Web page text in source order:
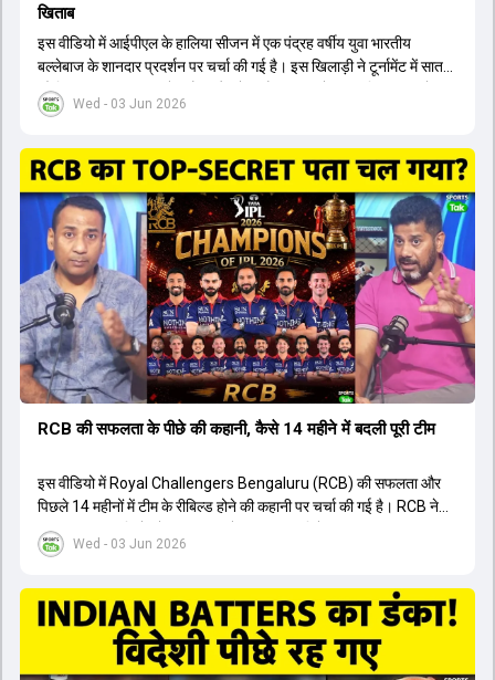
Wed - 03 Jun 2026
खिताब
इस वीडियो में आईपीएल के हालिया सीजन में एक पंद्रह वर्षीय युवा भारतीय
बल्लेबाज के शानदार प्रदर्शन पर चर्चा की गई है। इस खिलाड़ी ने टूर्नामेंट में सात
सौ छिहत्तर रन बनाकर ऑरेंज कैप और मोस्ट वैल्युएबल प्लेयर का खिताब अपने नाम
किया है। वीडियो में बताया गया है कि ऑस्ट्रेलियाई टीम के वर्तमान कप्तान और
ऑस्ट्रेलियाई कप्तान के अनुसार, शुरुआत में लोगों को इस खिलाड़ी के प्रदर्शन पर
संदेह था, लेकिन अब उसने खुद को एक बेहतरीन बल्लेबाज साबित कर दिया है जो
गेंद को बाउंड्री के काफी पार मारने की क्षमता रखता है। वहीं, इंग्लैंड के पूर्व कप्तान
ने कहा कि टूर्नामेंट जीतने वाली टीम के अलावा इस सीजन की सबसे बड़ी बात इस
युवा खिलाड़ी का प्रदर्शन रहा है, जिसे देखने के लिए स्टेडियम में भारी भीड़ उमड़ती
थी। शानदार प्रदर्शन के बाद इस युवा खिलाड़ी को श्रीलंका में होने वाली
त्रिकोणीय सीरीज के लिए इंडिया ए टीम में भी शामिल कर लिया गया है।
Wed - 03 Jun 2026
RCB की सफलता के पीछे की कहानी, कैसे 14 महीने में बदली पूरी टीम
इस वीडियो में Royal Challengers Bengaluru (RCB) की सफलता और
पिछले 14 महीनों में टीम के रीबिल्ड होने की कहानी पर चर्चा की गई है। RCB ने
अपनी पुरानी गलतियों को स्वीकार करते हुए एक नया रिसेट बटन दबाया। टीम
मैनेजमेंट में Mo Bobat, Andy Flower, Dinesh Karthik और एनालिस्ट
के तहत Bhuvneshwar Kumar, Krunal Pandya और Rasikh Salam
जैसे भारतीय खिलाड़ियों को टीम में शामिल किया गया, जिन्होंने शानदार प्रदर्शन
किया। इसके अलावा, Virat Kohli की भूमिका में भी बदलाव देखा गया, जहां वह
अब टीम के युवा खिलाड़ियों के साथ ज्यादा जुड़े हुए नजर आते हैं। कप्तान Rajat